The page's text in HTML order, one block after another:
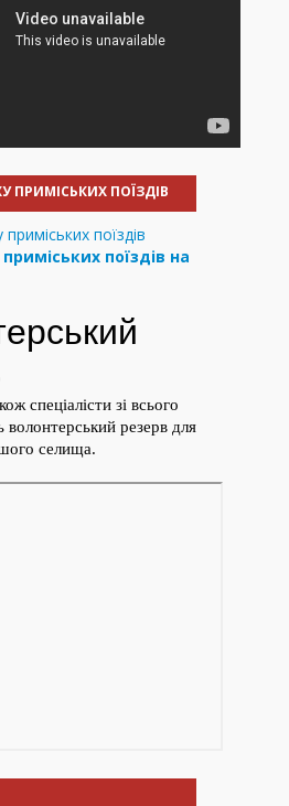
ПРИМІСЬКИХ ПОЇЗДІВ
поїздів на